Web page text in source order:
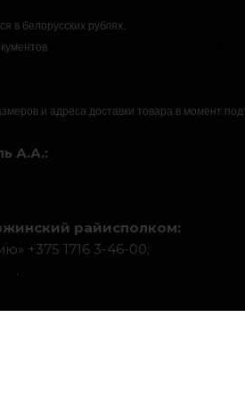
в белорусских рублях.
и адреса доставки товара в момент
А.А.:
райисполком:
+375 1716 3-46-00;
.